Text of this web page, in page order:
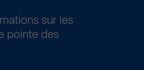
sur les
pointe des